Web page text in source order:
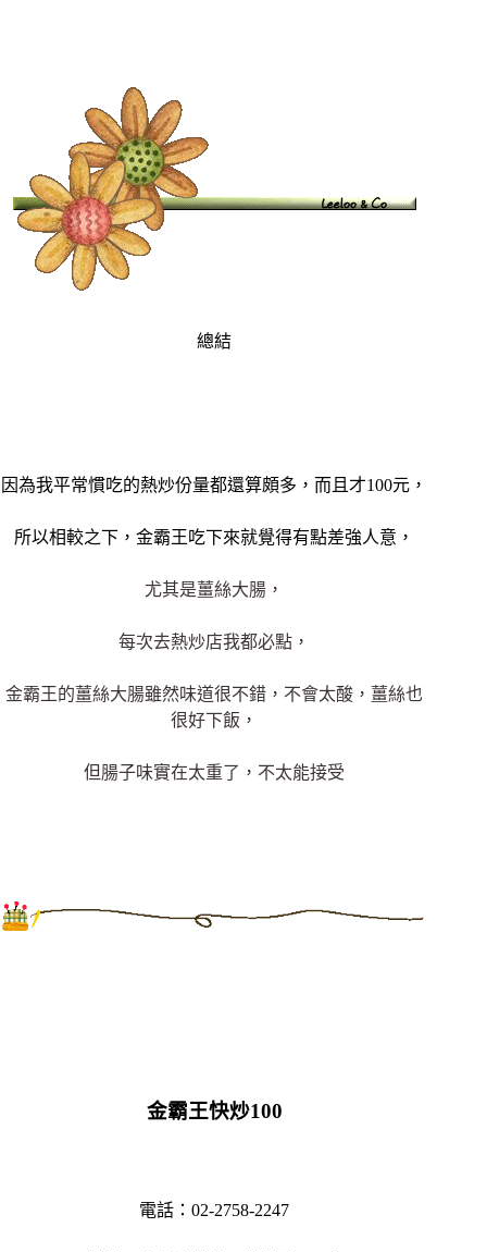
總結
因為我平常慣吃的熱炒份量都還算頗多，而且才100元，
所以相較之下，金霸王吃下來就覺得有點差強人意，
尤其是薑絲大腸，
每次去熱炒店我都必點，
金霸王的薑絲大腸雖然味道很不錯，不會太酸，薑絲也
很好下飯，
但腸子味實在太重了，不太能接受
金霸王快炒100
電話：02-2758-2247